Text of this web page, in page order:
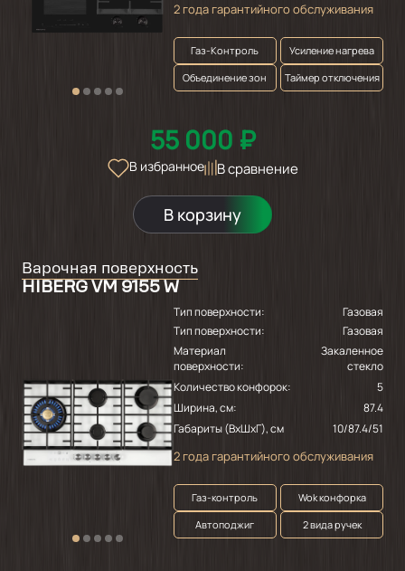
2 года гарантийного обслуживания
Газ-Контроль
Усиление нагрева
Объединение зон
Таймер отключения
55 000 ₽
В избранное В сравнение
В корзину
Варочная поверхность
HIBERG VM 9155 W
Тип поверхности:
Газовая
Тип поверхности:
Газовая
Материал
поверхности:
Закаленное
стекло
Количество конфорок:
5
Ширина, см:
87.4
Габариты (ВхШхГ), см
10/87.4/51
2 года гарантийного обслуживания
Газ-контроль
Wok конфорка
Автоподжиг
2 вида ручек